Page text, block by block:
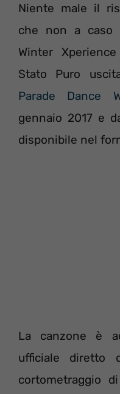
Niente male il
che non a caso
Winter
Stato Puro
Parade Dance
gennaio 2017 e
disponibile nel
La canzone è
ufficiale diretto
cortometraggio